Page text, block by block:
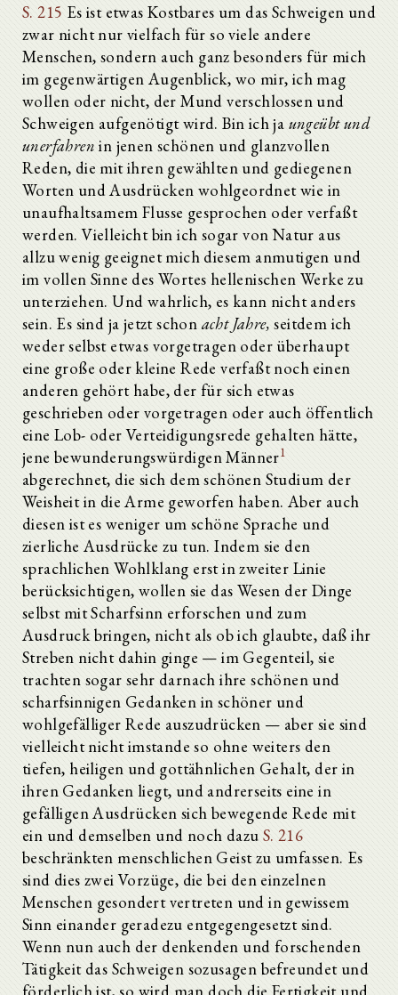
S. 215 Es ist etwas Kostbares um das Schweigen und
zwar nicht nur vielfach für so viele andere
Menschen, sondern auch ganz besonders für mich
im gegenwärtigen Augenblick, wo mir, ich mag
wollen oder nicht, der Mund verschlossen und
Schweigen aufgenötigt wird. Bin ich ja ungeübt und
unerfahren in jenen schönen und glanzvollen
Reden, die mit ihren gewählten und gediegenen
Worten und Ausdrücken wohlgeordnet wie in
unaufhaltsamem Flusse gesprochen oder verfaßt
werden. Vielleicht bin ich sogar von Natur aus
allzu wenig geeignet mich diesem anmutigen und
im vollen Sinne des Wortes hellenischen Werke zu
unterziehen. Und wahrlich, es kann nicht anders
sein. Es sind ja jetzt schon acht Jahre, seitdem ich
weder selbst etwas vorgetragen oder überhaupt
eine große oder kleine Rede verfaßt noch einen
anderen gehört habe, der für sich etwas
geschrieben oder vorgetragen oder auch öffentlich
eine Lob- oder Verteidigungsrede gehalten hätte,
jene bewunderungswürdigen Männer1
abgerechnet, die sich dem schönen Studium der
Weisheit in die Arme geworfen haben. Aber auch
diesen ist es weniger um schöne Sprache und
zierliche Ausdrücke zu tun. Indem sie den
sprachlichen Wohlklang erst in zweiter Linie
berücksichtigen, wollen sie das Wesen der Dinge
selbst mit Scharfsinn erforschen und zum
Ausdruck bringen, nicht als ob ich glaubte, daß ihr
Streben nicht dahin ginge — im Gegenteil, sie
trachten sogar sehr darnach ihre schönen und
scharfsinnigen Gedanken in schöner und
wohlgefälliger Rede auszudrücken — aber sie sind
vielleicht nicht imstande so ohne weiters den
tiefen, heiligen und gottähnlichen Gehalt, der in
ihren Gedanken liegt, und andrerseits eine in
gefälligen Ausdrücken sich bewegende Rede mit
ein und demselben und noch dazu S. 216
beschränkten menschlichen Geist zu umfassen. Es
sind dies zwei Vorzüge, die bei den einzelnen
Menschen gesondert vertreten und in gewissem
Sinn einander geradezu entgegengesetzt sind.
Wenn nun auch der denkenden und forschenden
Tätigkeit das Schweigen sozusagen befreundet und
förderlich ist, so wird man doch die Fertigkeit und